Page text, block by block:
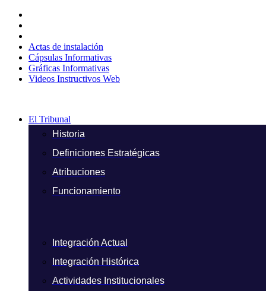
contenido
Actas de instalación
Cápsulas Informativas
Gráficas Informativas
Videos Instructivos Web
El Tribunal
Historia
Definiciones Estratégicas
Atribuciones
Funcionamiento
Integración Actual
Integración Histórica
Actividades Institucionales